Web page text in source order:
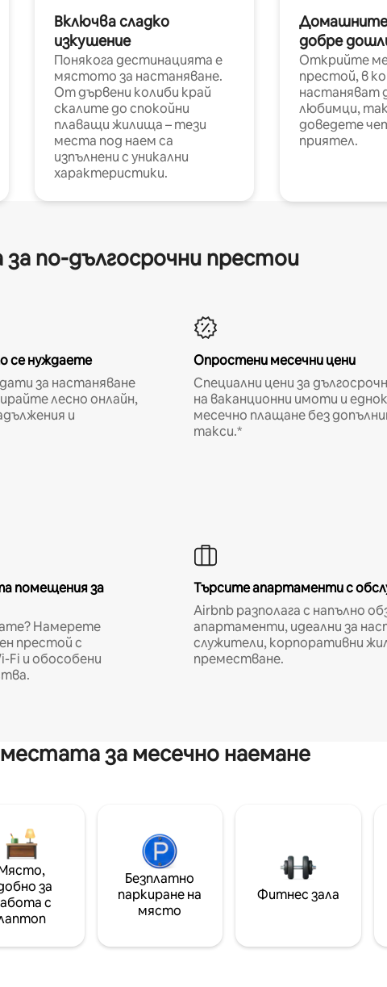
Включва сладко
изкушение
Понякога дестинацията е
мястото за настаняване.
От дървени колиби край
скалите до спокойни
плаващи жилища – тези
места под наем са
изпълнени с уникални
характеристики.
добре
Открийте
престой, в
настаняват
любимци,
доведете
приятел.
по-дългосрочни престои
се нуждаете
за настаняване
лесно онлайн,
и
Опростени месечни цени
Специални цени за
на ваканционни имоти и
месечно плащане без
такси.*
помещения за
Намерете
престой с
Fi и обособени
Търсите апартаменти с
Airbnb разполага с напълно
апартаменти, идеални за
служители, корпоративни
преместване.
за месечно наемане
за
с
Безплатно
паркиране на
място
Фитнес зала